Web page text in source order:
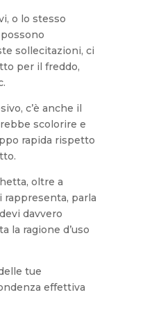
o lo stesso
sollecitazioni, ci
per il freddo,
c’è anche il
scolorire e
rapida rispetto
oltre a
parla
davvero
la ragione d’uso
tue
effettiva